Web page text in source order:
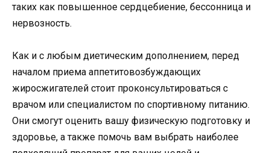
таких как повышенное сердцебиение, бессонница и
нервозность.
Как и с любым диетическим дополнением, перед
началом приема аппетитовозбуждающих
жиросжигателей стоит проконсультироваться с
врачом или специалистом по спортивному питанию.
Они смогут оценить вашу физическую подготовку и
здоровье, а также помочь вам выбрать наиболее